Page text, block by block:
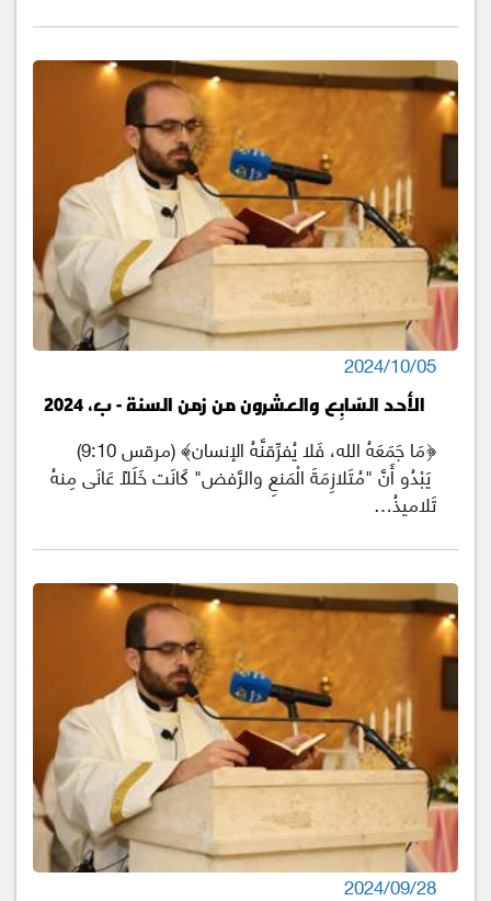
2024/10/05
الأحد السّابِع والعشرون من زمن السنة - ب، 2024
﴿مَا جَمَعَهُ الله، فَلا يُفرِّقنَّهُ الإنسان﴾ (مرقس 9:10)
يَبْدُو أَنَّ "مُتَلازِمَةَ الْمَنعِ والرَّفض" كَانَت خَلَلًا عَانَى مِنهُ
تَلاميذُ…
2024/09/28